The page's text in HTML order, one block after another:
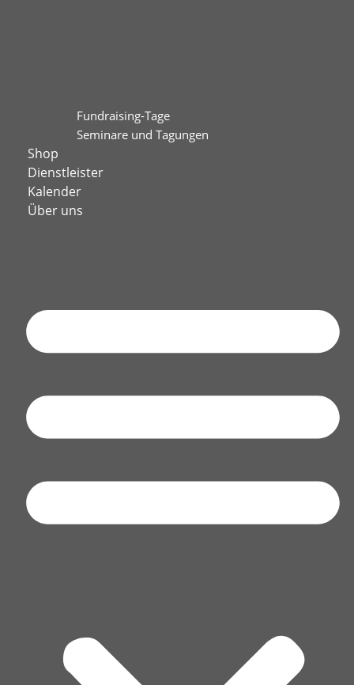
Fundraising-Tage
Seminare und Tagungen
Shop
Dienstleister
Kalender
Über uns